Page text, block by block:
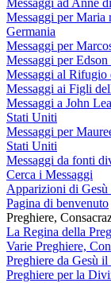
Messaggi per Maria
Germania
Messaggi per
Messaggi per
Messaggi al Rifugio
Messaggi ai Figli
Messaggi a John
Stati Uniti
Messaggi per
Stati Uniti
Messaggi da fonti
Cerca i Messaggi
Apparizioni di Gesù
Pagina di benvenuto
Preghiere,
La Regina della
Varie Preghiere,
Preghiere da Gesù
Preghiere per la